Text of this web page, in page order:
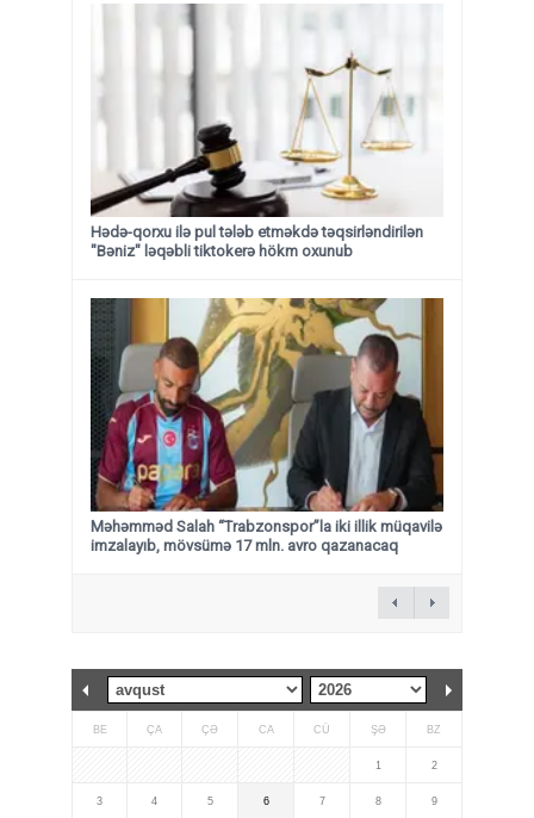
Hədə-qorxu ilə pul tələb etməkdə təqsirləndirilən
"Bəniz" ləqəbli tiktokerə hökm oxunub
Məhəmməd Salah “Trabzonspor”la iki illik müqavilə
imzalayıb, mövsümə 17 mln. avro qazanacaq
BE ÇA ÇƏ CA CÜ ŞƏ BZ
1 2
3 4 5 6 7 8 9